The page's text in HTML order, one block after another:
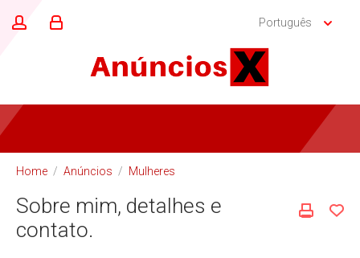
Português
Home / Anúncios / Mulheres
Sobre mim, detalhes e
contato.